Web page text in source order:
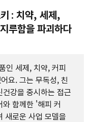
: 치약, 세제,
루함을 파괴하다
인 세제, 치약, 커피
요. 그는 무독성, 친
강을 중시하는 접근
함께한 '해피 커
새로운 사업 모델을